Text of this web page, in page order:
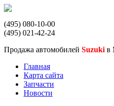
(495) 080-10-00
(495) 021-42-24
Продажа автомобилей Suzuki в
Главная
Карта сайта
Запчасти
Новости